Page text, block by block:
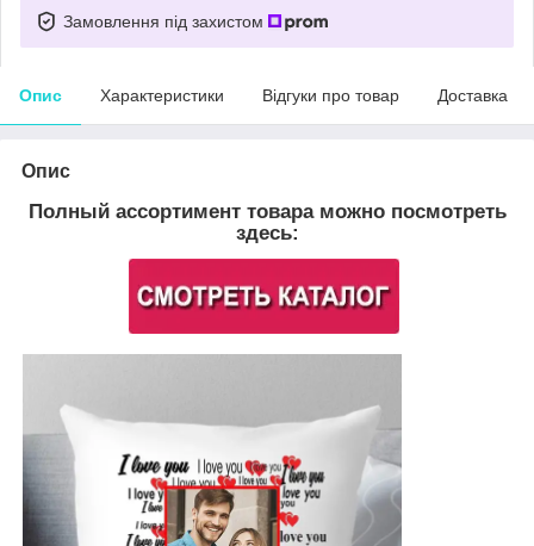
Замовлення під захистом
Опис Характеристики Відгуки про товар Доставка
Опис
Полный ассортимент товара можно посмотреть
здесь: